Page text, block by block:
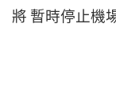
將 暫時停止機